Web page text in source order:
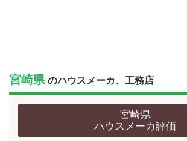
宮崎県 のハウスメーカ、工務店
宮崎県
ハウスメーカ評価